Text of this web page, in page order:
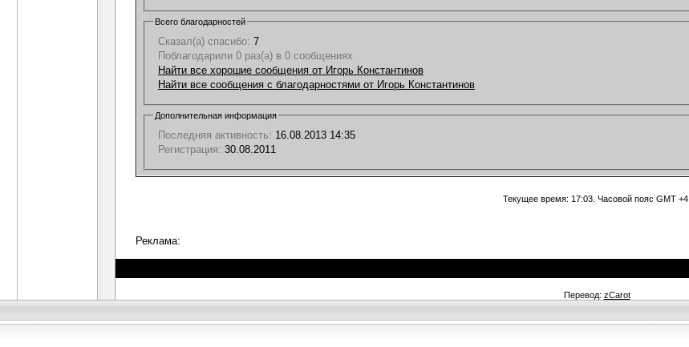
Всего благодарностей
Сказал(а) спасибо: 7
Поблагодарили 0 раз(а) в 0 сообщениях
Найти все хорошие сообщения от Игорь Константинов
Найти все сообщения с благодарностями от Игорь Константинов
Дополнительная информация
Последняя активность: 16.08.2013 14:35
Регистрация: 30.08.2011
Текущее время: 17:03 . Часовой пояс GMT +4.
Реклама:
Перевод: zCarot